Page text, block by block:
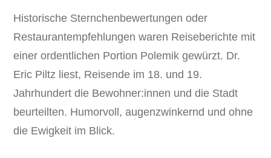
Historische Sternchenbewertungen oder
Restaurantempfehlungen waren Reiseberichte mit
einer ordentlichen Portion Polemik gewürzt. Dr.
Eric Piltz liest, Reisende im 18. und 19.
Jahrhundert die Bewohner:innen und die Stadt
beurteilten. Humorvoll, augenzwinkernd und ohne
die Ewigkeit im Blick.